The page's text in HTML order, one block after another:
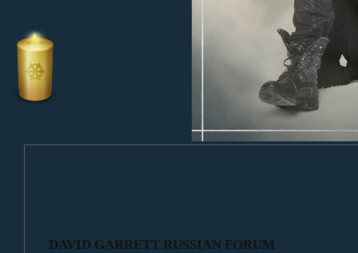
DAVID GARRETT RUSSIAN FORUM